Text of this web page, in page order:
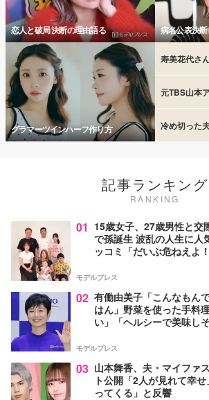
恋人と破局 決断の理由語る 病名公表決
グラマーツインハーフ作り方
寿美花代さ
元TBS山本
冷め切った
記事ランキング
RANKING
01 15歳女子、27歳男性と
で孫誕生 波乱の人生に人
ッコミ「だいぶ危ねえよ！
モデルプレス
02 有働由美子「こんなもん
はん」野菜を使った手料
い」「ヘルシーで美味し
モデルプレス
03 山本舞香、夫・マイファ
ト公開「2人が見れて幸
ってくる」と反響